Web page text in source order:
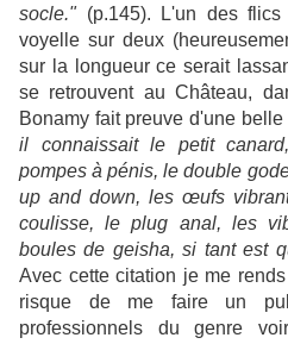
socle."(p.145). L'un des flics
voyelle sur deux
sur la longueur ce serait
se retrouvent au Château,
Bonamy fait preuve d'une
il connaissait le petit
pompes à pénis, le double
up and down, les œufs
coulisse, le plug anal, les
boules de geisha, si tant est
Avec cette citation je me
risque de me faire un
professionnels du genre